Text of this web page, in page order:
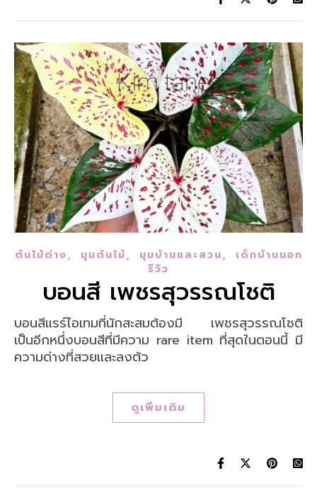
ต้นไม้ด่าง, มุมต้นไม้, มุมบ้านและสวน,
เด็กบ้านนอก
รีวิว
บอนสี เพชรสุวรรณโชติ
บอนสีแรร์ไอเทมที่นักสะสมต้องมี เพชรสุวรรณโชติ
เป็นอีกหนึ่งบอนสีที่มีความ rare item ที่สุดในตอนนี้ มี
ความด่างที่สวยและลงตัว
ดูเพิ่มเติม